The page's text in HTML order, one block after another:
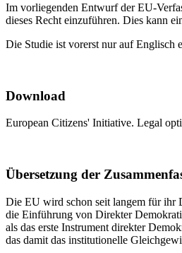
Im vorliegenden Entwurf der EU-
dieses Recht einzuführen. Dies kann
Die Studie ist vorerst nur auf Englisch
Download
European Citizens' Initiative. Legal
Übersetzung der
Die EU wird schon seit langem für ihr
die Einführung von Direkter
als das erste Instrument direkter
das damit das institutionelle